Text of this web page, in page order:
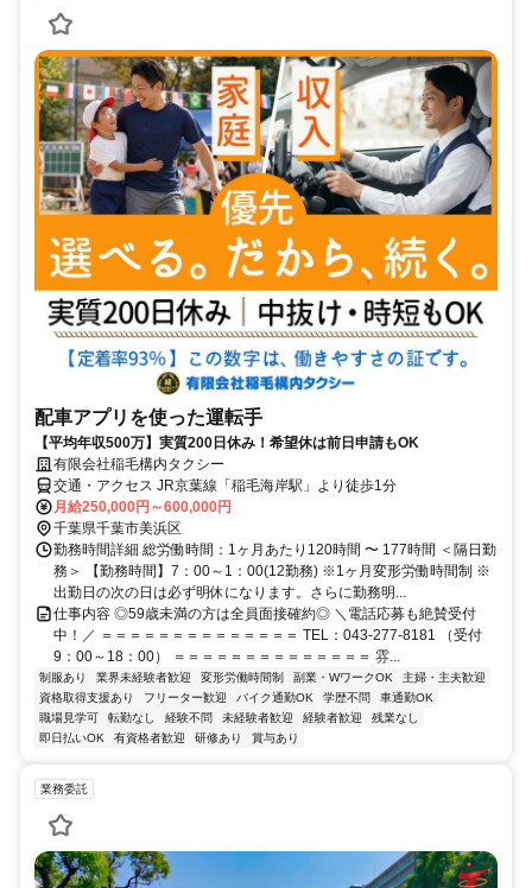
配車アプリを使った運転手
【平均年収500万】実質200日休み！希望休は前日申請もOK
有限会社稲毛構内タクシー
交通・アクセス JR京葉線「稲毛海岸駅」より徒歩1分
月給250,000円～600,000円
千葉県千葉市美浜区
勤務時間詳細 総労働時間：1ヶ月あたり120時間 〜 177時間 ＜隔日勤
務＞ 【勤務時間】7：00～1：00(12勤務) ※1ヶ月変形労働時間制 ※
出勤日の次の日は必ず明休になります。さらに勤務明...
仕事内容 ◎59歳未満の方は全員面接確約◎ ＼電話応募も絶賛受付
中！／ ＝＝＝＝＝＝＝＝＝＝＝＝＝＝ TEL：043-277-8181 （受付
9：00～18：00） ＝＝＝＝＝＝＝＝＝＝＝＝＝＝ 雰...
制服あり 業界未経験者歓迎 変形労働時間制 副業・WワークOK
主婦・主夫歓迎
資格取得支援あり
フリーター歓迎 バイク通勤OK 学歴不問
車通勤OK
職場見学可
転勤なし 経験不問 未経験者歓迎 経験者歓迎
残業なし
即日払いOK
有資格者歓迎 研修あり 賞与あり
業務委託